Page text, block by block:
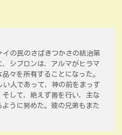
イの民のさばきつかさの統治第
，シブロンは，アルマがヒラマ
々を所有することになった。
人であって，神の前をまっす
そして，絶えず善を行い，主な
ように努めた。彼の兄弟もまた